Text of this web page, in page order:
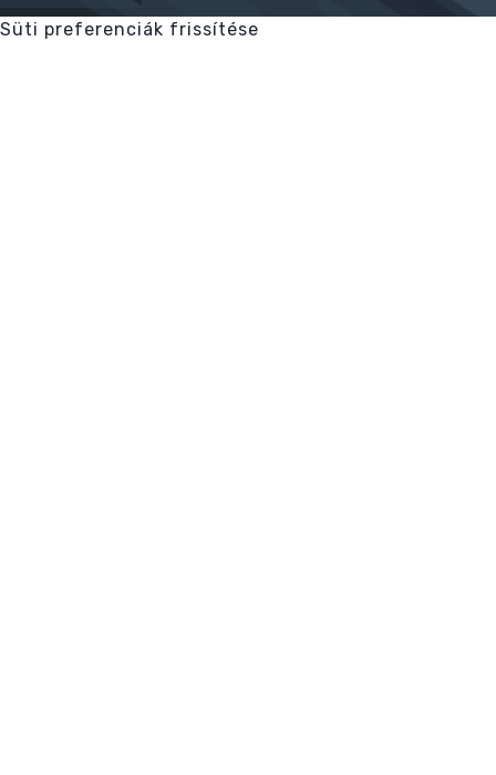
Süti preferenciák frissítése